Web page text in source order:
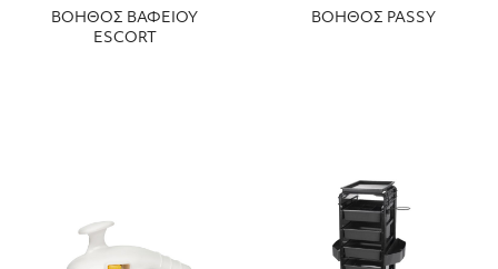
ΒΟΗΘΟΣ ΒΑΦΕΙΟΥ
ESCORT
ΒΟΗΘΟΣ PASSY